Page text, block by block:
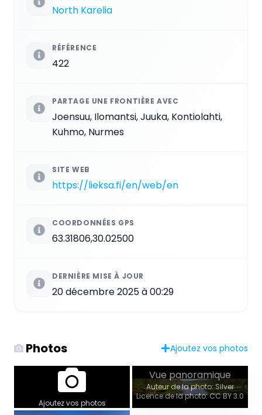
North Karelia
RÉFÉRENCE
422
PARTAGE UNE FRONTIÈRE AVEC
Joensuu, Ilomantsi, Juuka, Kontiolahti,
Kuhmo, Nurmes
SITE WEB
https://lieksa.fi/en/web/en
COORDONNÉES GPS
63.31806,30.02500
DERNIÈRE MISE À JOUR
20 décembre 2025 à 00:29
Photos Ajoutez vos photos
Ajoutez vos photos
Vue panoramique
Auteur de la photo: Silver
Licence de la photo: CC BY 3.0